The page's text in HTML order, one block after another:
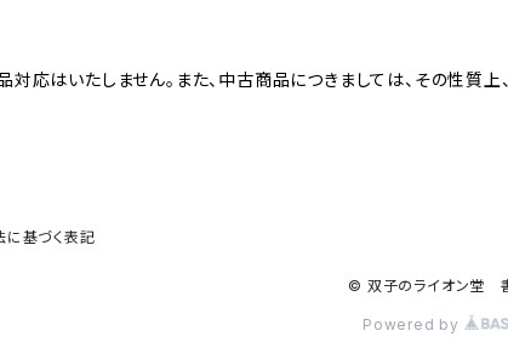
応はいたしません。また、中古商品につきましては、その性質
基づく表記
© 双子のライオン堂
Powered by